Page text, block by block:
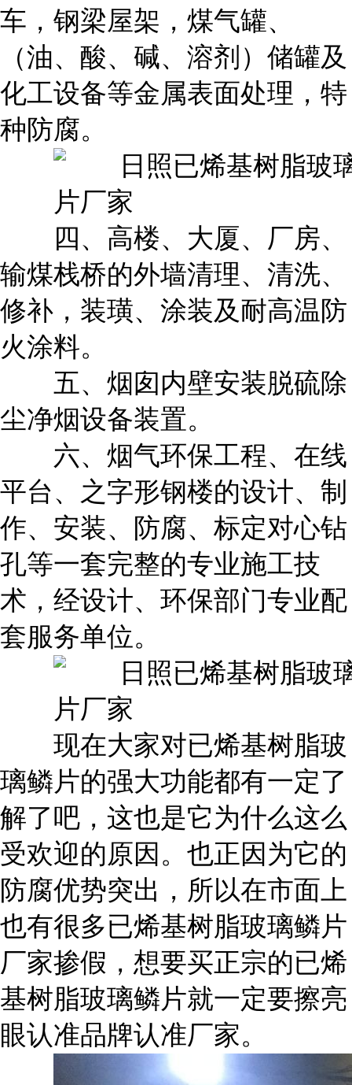
车，钢梁屋架，煤气罐、
（油、酸、碱、溶剂）储罐及
化工设备等金属表面处理，特
种防腐。
四、高楼、大厦、厂房、
输煤栈桥的外墙清理、清洗、
修补，装璜、涂装及耐高温防
火涂料。
五、烟囱内壁安装脱硫除
尘净烟设备装置。
六、烟气环保工程、在线
平台、之字形钢楼的设计、制
作、安装、防腐、标定对心钻
孔等一套完整的专业施工技
术，经设计、环保部门专业配
套服务单位。
现在大家对已烯基树脂玻
璃鳞片的强大功能都有一定了
解了吧，这也是它为什么这么
受欢迎的原因。也正因为它的
防腐优势突出，所以在市面上
也有很多已烯基树脂玻璃鳞片
厂家掺假，想要买正宗的已烯
基树脂玻璃鳞片就一定要擦亮
眼认准品牌认准厂家。